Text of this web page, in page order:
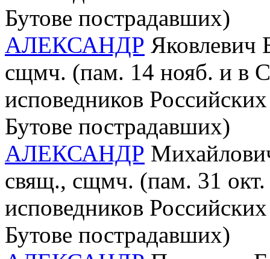
Бутове пострадавших)
АЛЕКСАНДР Яковлевич
сщмч. (пам. 14 нояб. и в
исповедников
Бутове пострадавших)
АЛЕКСАНДР
свящ., сщмч. (пам. 31
исповедников
Бутове пострадавших)